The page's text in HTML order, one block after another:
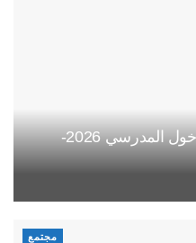
وزارة التربية تحسم موعد الدخول المدرسي 2026-
مجتمع